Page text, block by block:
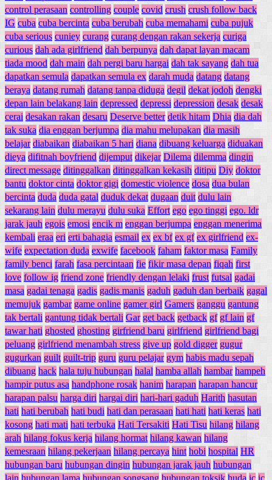
control perasaan controlling couple covid crush crush follow back
IG cuba cuba bercinta cuba berubah cuba memahami cuba pujuk
cuba serious cuniey curang curang dengan rakan sekerja curiga
curious dah ada girlfriend dah berpunya dah dapat layan macam
tiada mood dah main dah pergi baru hargai dah tak sayang dah tua
dapatkan semula dapatkan semula ex darah muda datang datang
beraya datang rumah datang tanpa diduga degil dekat jodoh dengki
depan lain belakang lain depressed depressi depression desak desak
cerai desakan rakan desaru Deserve better detik hitam Dhia dia dah
tak suka dia enggan berjumpa dia mahu melupakan dia masih
belajar diabaikan diabaikan 5 hari diana dibuang keluarga diduakan
dieya difitnah boyfriend dijemput dikejar Dilema dilemma dingin
direct message ditinggalkan ditinggalkan kekasih ditipu Diy doktor
bantu doktor cinta doktor gigi domestic violence dosa dua bulan
bercinta duda duda gatal duduk dekat dugaan duit dulu lain
sekarang lain dulu merayu dulu suka Effort ego ego tinggi ego. ldr
jarak jauh egois emosi encik m enggan berjumpa enggan menerima
kembali eraa eri erti bahagia esmail ex ex bf ex gf ex girlfriend ex-
wife expectation duda exwife facebook faham faktor masa Family
family benci farah fasa percintaan fie fikir masa depan fiqah first
love follow ig friend zone friendly dengan lelaki frust futsal gadai
masa gadai tenaga gadis gadis manis gaduh gaduh dan berbaik gagal
memujuk gambar game online gamer girl Gamers ganggu gantung
tak bertali gantung tidak bertali Gar get back getback gf gf lain gf
tawar hati ghosted ghosting girfriend baru girlfriend girlfriend bagi
peluang girlfriend menambah stress give up gold digger gugur
gugurkan guilt guilt-trip guru guru pelajar gym habis madu sepah
dibuang hack hala tuju hubungan halal hamba allah hambar hampeh
hampir putus asa handphone rosak hanim harapan harapan hancur
harapan palsu harga diri hargai diri hari-hari gaduh Harith hasutan
hati hati berubah hati budi hati dan perasaan hati hati hati keras hati
kosong hati mati hati terbuka Hati Tersakiti Hati Tisu hilang hilang
arah hilang fokus kerja hilang hormat hilang kawan hilang
kemesraan hilang pekerjaan hilang percaya hint hobi hospital HR
hubungan baru hubungan dingin hubungan jarak jauh hubungan
lain hubungan lama hubungan songsang hubungan toksik huda ic ic